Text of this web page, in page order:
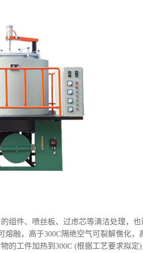
组件、喷丝板、过虑芯等清洁处理，
融，高于300C隔绝空气可裂解僬化
的工件加热到300C (根据工艺要求拟